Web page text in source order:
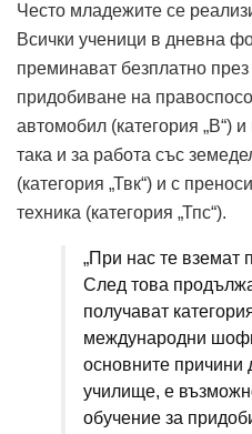
Често младежите се
Всички ученици в дневна
преминават безплатно през
придобиване на
автомобил (категория „В“) и
така и за работа със
(категория „Твк“) и с
техника (категория „Тпс“).
„При нас те вземат
След това
получават
международни
основните причини
училище, е
обучение за